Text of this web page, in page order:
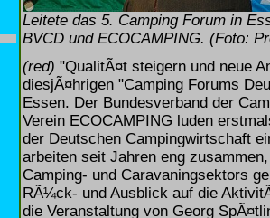
Leitete das 5. Camping Forum in
BVCD und ECOCAMPING. (Foto:
(red) "QualitÃ¤t steigern und neue
diesjÃ¤hrigen "Camping Forums
Essen. Der Bundesverband der
Verein ECOCAMPING luden
der Deutschen Campingwirtschaft
arbeiten seit Jahren eng
Camping- und Caravaningsektors
RÃ¼ck- und Ausblick auf die
die Veranstaltung von Georg